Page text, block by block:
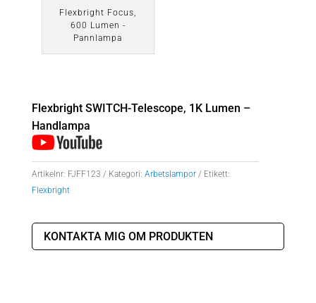
Flexbright Focus,
600 Lumen -
Pannlampa
Flexbright SWITCH-Telescope, 1K Lumen –
Handlampa
Artikelnr: FJFF123 Kategori: Arbetslampor
Etikett:
Flexbright
KONTAKTA MIG OM PRODUKTEN